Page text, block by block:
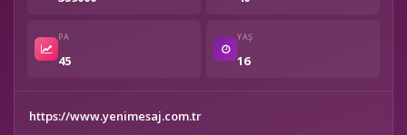
PA
45
YAŞ
16
https://www.yenimesaj.com.tr